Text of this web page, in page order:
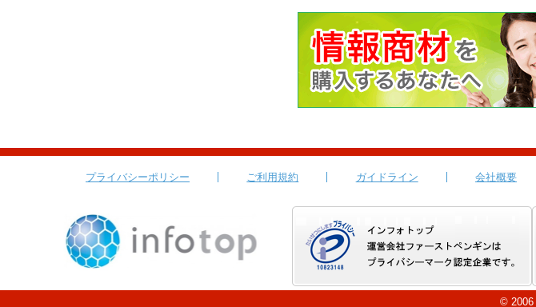
プライバシーポリシー ご利用規約 ガイドライン 会社概要
©